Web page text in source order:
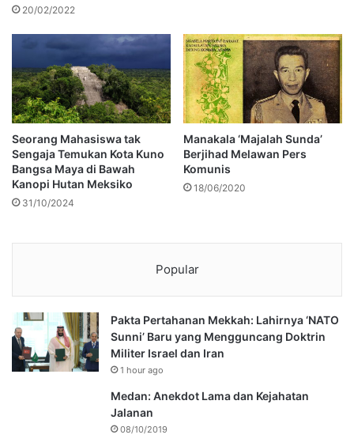
20/02/2022
Seorang Mahasiswa tak
Sengaja Temukan Kota Kuno
Bangsa Maya di Bawah
Kanopi Hutan Meksiko
31/10/2024
Manakala ‘Majalah Sunda’
Berjihad Melawan Pers
Komunis
18/06/2020
Popular
Pakta Pertahanan Mekkah: Lahirnya ‘NATO
Sunni’ Baru yang Mengguncang Doktrin
Militer Israel dan Iran
1 hour ago
Medan: Anekdot Lama dan Kejahatan
Jalanan
08/10/2019